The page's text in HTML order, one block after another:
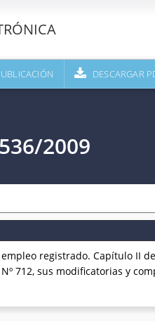
DESCARGAR
2009
registrado. Capítulo II
712, sus modificatorias y